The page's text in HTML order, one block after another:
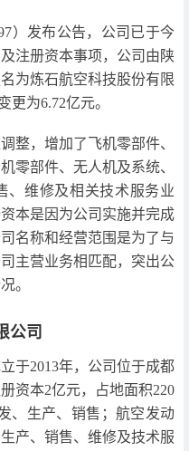
）发布公告，公司已于今
注册资本事项，公司由陕
为炼石航空科技股份有限
更为6.72亿元。
整，增加了飞机零部件、
零部件、无人机及系统、
、维修及相关技术服务业
本是因为公司实施并完成
名称和经营范围是为了与
主营业务相匹配，突出公
。
公司
于2013年，公司位于成都
资本2亿元，占地面积220
、生产、销售；航空发动
产、销售、维修及技术服